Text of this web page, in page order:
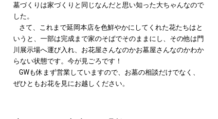
墓づくりは家づくりと同じなんだと思い知った大ちゃんなので
した。
さて、これまで延岡本店を色鮮やかにしてくれた花たちはと
いうと、一部は完成まで家のそばでそのままにし、その他は門
川展示場へ運び入れ、お花屋さんなのかお墓屋さんなのかわか
らない状態です。今が見ごろです！
GWも休まず営業していますので、お墓の相談だけでなく、
ぜひともお花を見にお越しください。